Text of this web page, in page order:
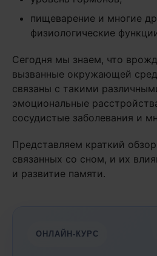
пищеварение и многие
физиологические
Cегодня мы знаем, что
вызванные окружающей
связаны с такими
эмоциональные
сосудистые заболевания и
Представляем краткий
связанных со сном, и их
и развитие памяти.
ОНЛАЙН-КУРС